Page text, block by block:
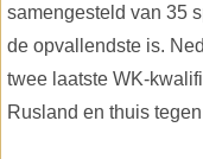
samengesteld van 35
de opvallendste is.
twee laatste WK-
Rusland en thuis